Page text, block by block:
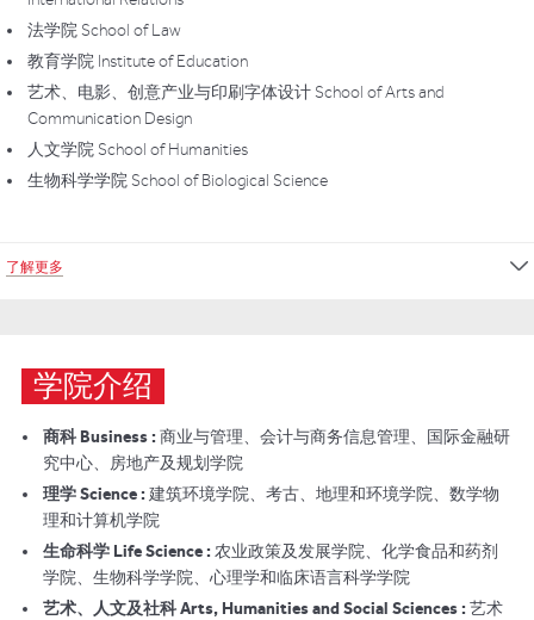
法学院 School of Law
教育学院 Institute of Education
艺术、电影、创意产业与印刷字体设计 School of Arts and
Communication Design
人文学院 School of Humanities
生物科学学院 School of Biological Science
了解更多
学院介绍
商科 Business :商业与管理、会计与商务信息管理、国际金融研
究中心、房地产及规划学院
理学 Science :建筑环境学院、考古、地理和环境学院、数学物
理和计算机学院
生命科学 Life Science :农业政策及发展学院、化学食品和药剂
学院、生物科学学院、心理学和临床语言科学学院
艺术、人文及社科 Arts, Humanities and Social Sciences :艺术